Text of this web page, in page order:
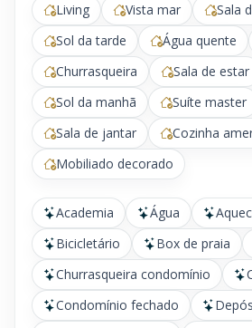
Living Vista mar
Sala
Sol da tarde
Água quente
Churrasqueira
Sala de estar
Sol da manhã
Suíte master
Sala de jantar
Cozinha
Mobiliado decorado
Academia Água
Bicicletário
Box de praia
Churrasqueira condomínio
Condomínio fechado